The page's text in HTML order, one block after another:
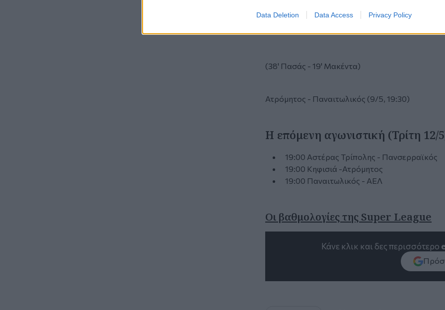
Data Deletion Data Access Privacy Policy
(38' Πασάς - 19' Μακέντα)
Ατρόμητος - Παναιτωλικός (9/5, 19:30)
Η επόμενη αγωνιστική (Τρίτη 12/
19:00 Αστέρας Τρίπολης - Πανσερραϊκός
19:00 Κηφισιά -Ατρόμητος
19:00 Παναιτωλικός - ΑΕΛ
Οι βαθμολογίες της Super League
Κάνε κλικ και δες περισσότερο